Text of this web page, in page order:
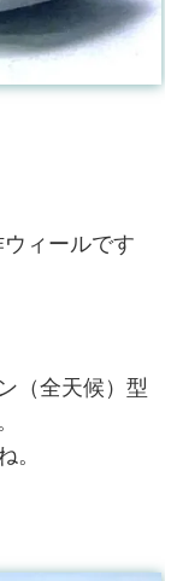
ィールです
（全天候）型
。